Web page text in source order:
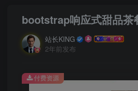
bootstrap响应式甜品
站长KING
2年前发布
付费资源